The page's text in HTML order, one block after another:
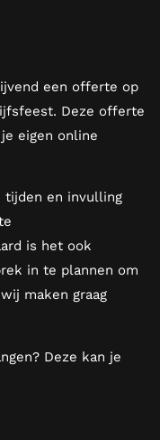
een offerte op
Deze offerte
eigen online
tijden en invulling
is het ook
in te plannen om
maken graag
Deze kan je